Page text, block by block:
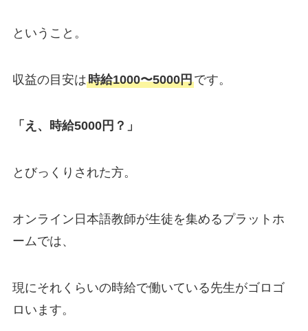
ということ。
収益の目安は時給1000〜5000円です。
「え、時給5000円？」
とびっくりされた方。
オンライン日本語教師が生徒を集めるプラットホ
ームでは、
現にそれくらいの時給で働いている先生がゴロゴ
ロいます。